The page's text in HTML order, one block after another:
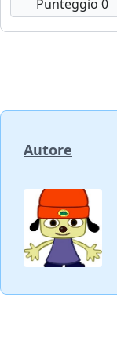
Punteggio 0
Autore